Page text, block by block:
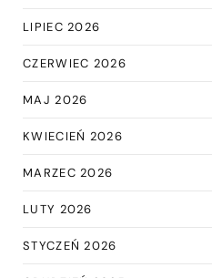
LIPIEC 2026
CZERWIEC 2026
MAJ 2026
KWIECIEŃ 2026
MARZEC 2026
LUTY 2026
STYCZEŃ 2026